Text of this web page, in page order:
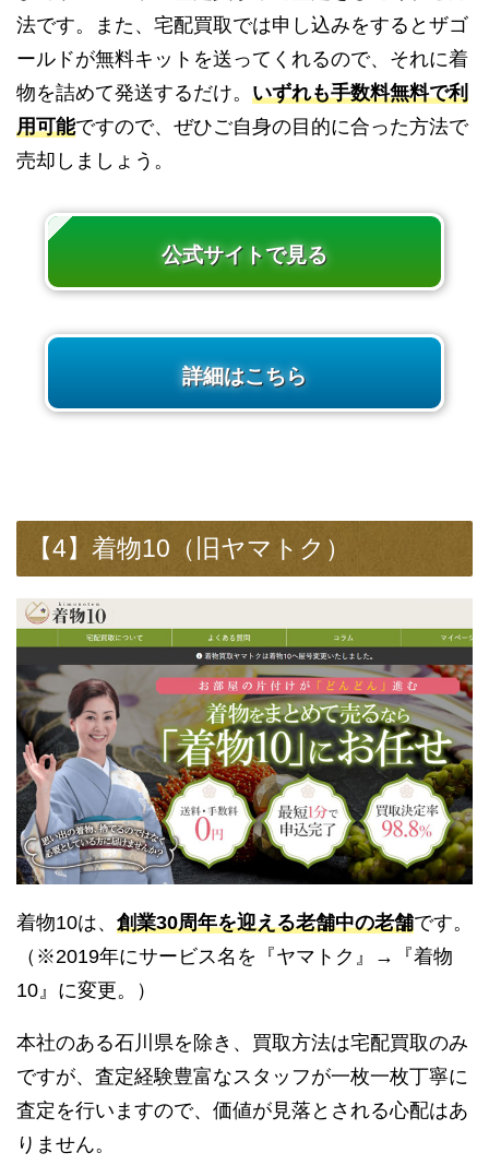
法です。また、宅配買取では申し込みをするとザゴ
ールドが無料キットを送ってくれるので、それに着
物を詰めて発送するだけ。 いずれも手数料無料で利
用可能ですので、ぜひご自身の目的に合った方法で
売却しましょう。
公式サイトで見る
詳細はこちら
【4】着物10（旧ヤマトク）
着物10は、 創業30周年を迎える老舗中の老舗です。
（※2019年にサービス名を『ヤマトク』→『着物
10』に変更。）
本社のある石川県を除き、買取方法は宅配買取のみ
ですが、査定経験豊富なスタッフが一枚一枚丁寧に
査定を行いますので、価値が見落とされる心配はあ
りません。